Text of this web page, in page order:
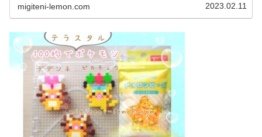
migiteni-lemon.com 2023.02.11